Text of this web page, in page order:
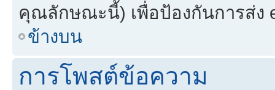
คุณลักษณะนี้) เพื่อป้องกันการส่ง
ข้างบน
การโพสต์ข้อความ